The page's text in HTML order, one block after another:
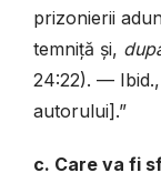
prizonierii
temniță și,
24:22). —
autorului].”
c. Care va fi